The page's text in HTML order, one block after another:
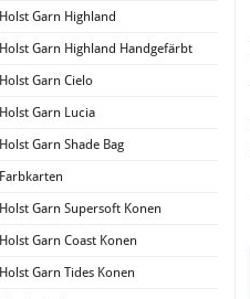
Holst Garn Highland
Holst Garn Highland Handgefärbt
Holst Garn Cielo
Holst Garn Lucia
Holst Garn Shade Bag
Farbkarten
Holst Garn Supersoft Konen
Holst Garn Coast Konen
Holst Garn Tides Konen